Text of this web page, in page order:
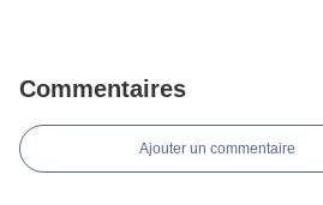
Commentaires
Ajouter un commentaire